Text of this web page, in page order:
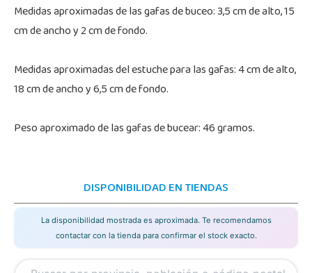
Medidas aproximadas de las gafas de buceo: 3,5 cm de alto, 15
cm de ancho y 2 cm de fondo.
Medidas aproximadas del estuche para las gafas: 4 cm de alto,
18 cm de ancho y 6,5 cm de fondo.
Peso aproximado de las gafas de bucear: 46 gramos.
DISPONIBILIDAD EN TIENDAS
La disponibilidad mostrada es aproximada. Te recomendamos
contactar con la tienda para confirmar el stock exacto.